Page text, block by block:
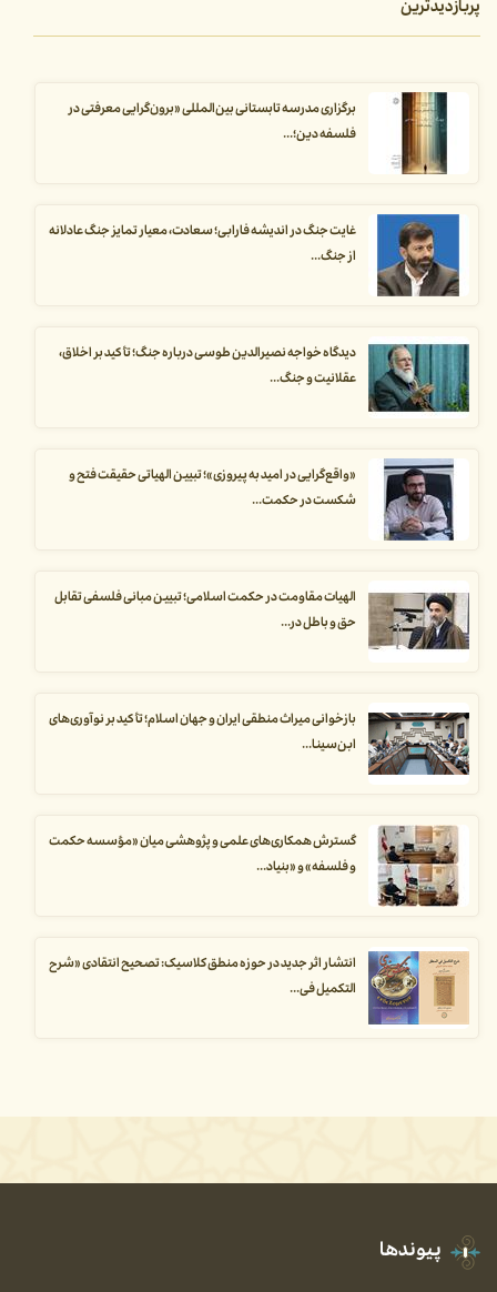
پربازدیدترین
برگزاری مدرسه تابستانی بین‌المللی «برون‌گرایی معرفتی در
فلسفه دین؛...
غایت جنگ در اندیشه فارابی؛ سعادت، معیار تمایز جنگ عادلانه
از جنگ...
دیدگاه خواجه نصیرالدین طوسی درباره جنگ؛ تأکید بر اخلاق،
عقلانیت و جنگ...
«واقع‌گرایی در امید به پیروزی»؛ تبیین الهیاتی حقیقت فتح و
شکست در حکمت...
الهیات مقاومت در حکمت اسلامی؛ تبیین مبانی فلسفی تقابل
حق و باطل در...
بازخوانی میراث منطقی ایران و جهان اسلام؛ تأکید بر نوآوری‌های
ابن‌سینا...
گسترش همکاری‌های علمی و پژوهشی میان «مؤسسه حکمت
و فلسفه» و «بنیاد...
انتشار اثر جدید در حوزه منطق کلاسیک: تصحیح انتقادی «شرح
التکمیل فی...
پیوندها